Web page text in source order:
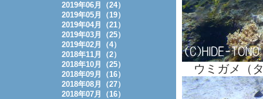
ウミガメ（
2019年06月（24）
2019年05月（19）
2019年04月（21）
2019年03月（25）
2019年02月（4）
2018年11月（2）
2018年10月（25）
2018年09月（16）
2018年08月（27）
2018年07月（16）